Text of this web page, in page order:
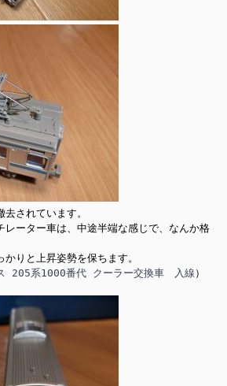
されています。
レーター車は、中途半端な感じで、なんか格
りと上昇姿勢を保ちます。
205系1000番代 クーラー交換車　入線 ）